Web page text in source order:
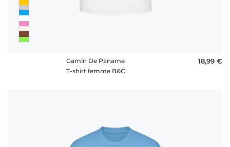
Gamin De Paname
T-shirt femme B&C
18,99 €